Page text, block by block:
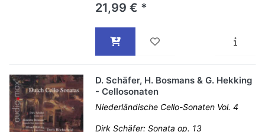
21,99 € *
D. Schäfer, H. Bosmans & G. Hekking
- Cellosonaten
Niederländische Cello-Sonaten Vol. 4
Dirk Schäfer: Sonata op. 13